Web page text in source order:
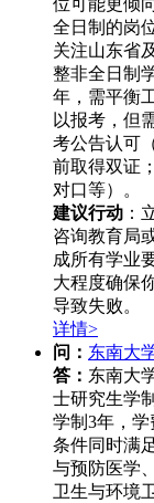
全日制的岗
关注山东省
整非全日制
年，需平衡
以报考，但
考公告认可
前取得双证
对口等）。
建议行动 ：
咨询教育局
成所有学业
大程度确保
导致失败。
详情>
问： 东南大
答： 东南大
士研究生学
学制3年，学
条件同时满
与预防医学
卫生与环境